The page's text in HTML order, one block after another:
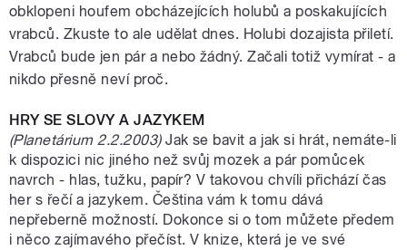
obklopeni houfem obcházejících holubů a poskakujících
vrabců. Zkuste to ale udělat dnes. Holubi dozajista přiletí.
Vrabců bude jen pár a nebo žádný. Začali totiž vymírat - a
nikdo přesně neví proč.
HRY SE SLOVY A JAZYKEM
(Planetárium 2.2.2003)Jak se bavit a jak si hrát, nemáte-li
k dispozici nic jiného než svůj mozek a pár pomůcek
navrch - hlas, tužku, papír? V takovou chvíli přichází čas
her s řečí a jazykem. Čeština vám k tomu dává
nepřeberně možností. Dokonce si o tom můžete předem
i něco zajímavého přečíst. V knize, která je ve své